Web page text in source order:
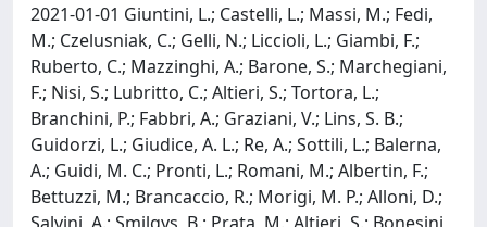
2021-01-01 Giuntini, L.; Castelli, L.; Massi, M.; Fedi,
M.; Czelusniak, C.; Gelli, N.; Liccioli, L.; Giambi, F.;
Ruberto, C.; Mazzinghi, A.; Barone, S.; Marchegiani,
F.; Nisi, S.; Lubritto, C.; Altieri, S.; Tortora, L.;
Branchini, P.; Fabbri, A.; Graziani, V.; Lins, S. B.;
Guidorzi, L.; Giudice, A. L.; Re, A.; Sottili, L.; Balerna,
A.; Guidi, M. C.; Pronti, L.; Romani, M.; Albertin, F.;
Bettuzzi, M.; Brancaccio, R.; Morigi, M. P.; Alloni, D.;